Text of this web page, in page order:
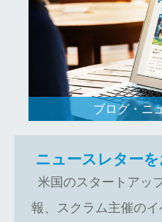
ブログ・ニ
ニュースレター
米国のスタートアッ
報、スクラム主催の